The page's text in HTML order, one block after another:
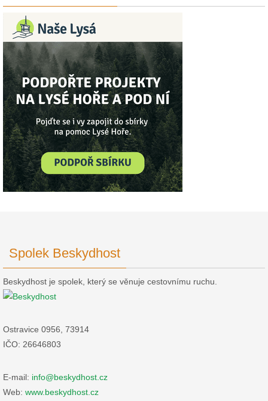
Spolek Beskydhost
Beskydhost je spolek, který se věnuje cestovnímu ruchu.
Ostravice 0956, 73914
IČO: 26646803
E-mail: info@beskydhost.cz
Web: www.beskydhost.cz